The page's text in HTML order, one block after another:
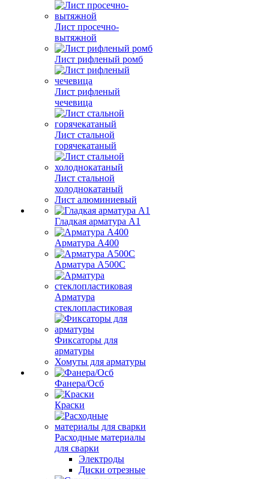
Лист просечно-
вытяжной
Лист рифленый ромб
Лист рифленый
чечевица
Лист стальной
горячекатаный
Лист стальной
холоднокатаный
Лист алюминиевый
Гладкая арматура А1
Арматура А400
Арматура A500C
Арматура
стеклопластиковая
Фиксаторы для
арматуры
Хомуты для арматуры
Фанера/Осб
Краски
Расходные материалы
для сварки
Электроды
Диски отрезные